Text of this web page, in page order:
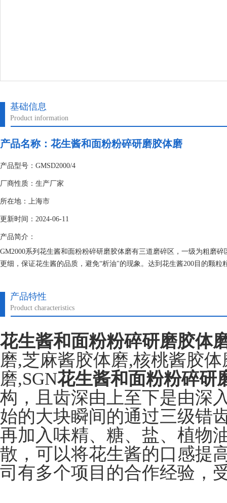
基础信息
Product information
产品名称：花生酱和面粉粉碎研磨胶体磨
产品型号：GMSD2000/4
厂商性质：生产厂家
所在地：上海市
更新时间：2024-06-11
产品简介：
GM2000系列花生酱和面粉粉碎研磨胶体磨有三道磨碎区，一级为粗磨
更细，保证花生酱的品质，避免“析油"的现象。达到花生酱200目的颗粒
产品特性
Product characteristics
花生酱和面粉粉碎研磨胶体
磨,芝麻酱胶体磨,核桃酱胶
磨,SGN花生酱和面粉粉碎研
构，且齿深由上至下是由深
始的大块瞬间的通过三级错
再加入味精、糖、盐、植物
散，可以将花生酱的口感提
司有多个项目的合作经验，